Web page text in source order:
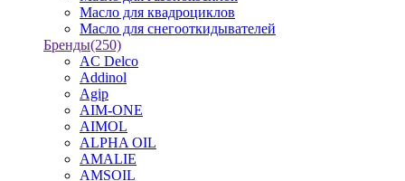
Масло для квадроциклов
Масло для снегооткидывателей
Бренды(250)
AC Delco
Addinol
Agip
AIM-ONE
AIMOL
ALPHA OIL
AMALIE
AMSOIL